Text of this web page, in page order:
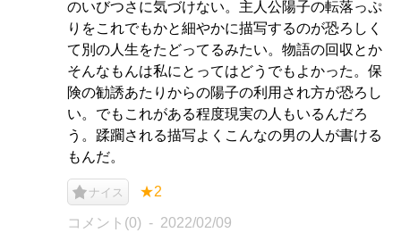
のいびつさに気づけない。主人公陽子の転落っぷ
りをこれでもかと細やかに描写するのが恐ろしく
て別の人生をたどってるみたい。物語の回収とか
そんなもんは私にとってはどうでもよかった。保
険の勧誘あたりからの陽子の利用され方が恐ろし
い。でもこれがある程度現実の人もいるんだろ
う。蹂躙される描写よくこんなの男の人が書ける
もんだ。
ナイス ★2
コメント(0) 2022/02/09